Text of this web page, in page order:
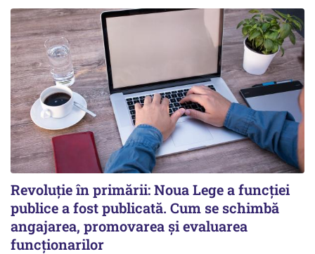
Revoluție în primării: Noua Lege a funcției
publice a fost publicată. Cum se schimbă
angajarea, promovarea și evaluarea
funcționarilor